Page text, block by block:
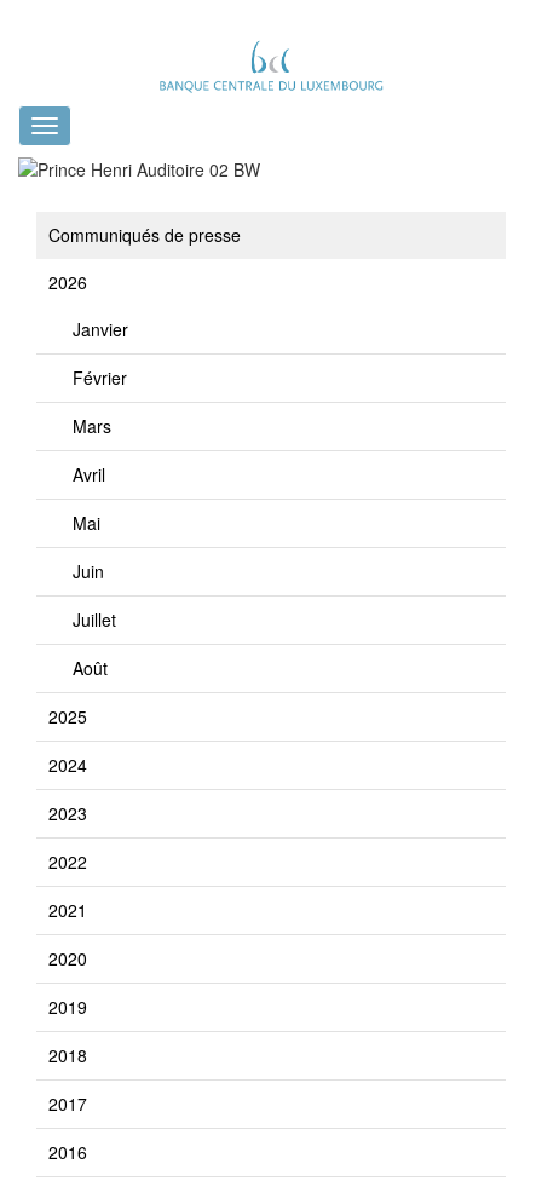
Toggle
navigation
Communiqués de presse
2026
Janvier
Février
Mars
Avril
Mai
Juin
Juillet
Août
2025
2024
2023
2022
2021
2020
2019
2018
2017
2016